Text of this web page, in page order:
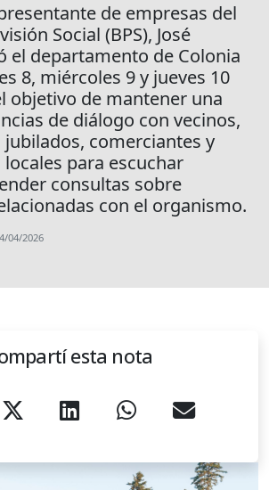
de empresas del
Social (BPS), José
el departamento de Colonia
8, miércoles 9 y jueves 10
objetivo de mantener una
de diálogo con vecinos,
comerciantes y
para escuchar
consultas sobre
con el organismo.
04/2026
esta nota